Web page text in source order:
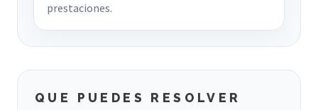
prestaciones.
QUE PUEDES RESOLVER